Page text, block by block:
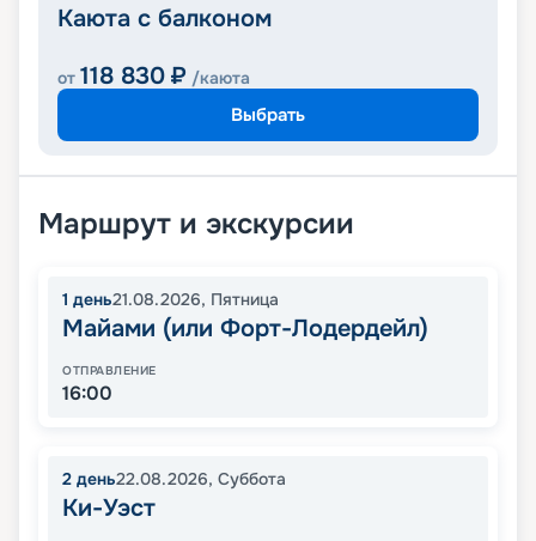
Каюта с балконом
от 118 830 ₽ /каюта
Выбрать
Маршрут и экскурсии
1 день21.08.2026, Пятница
Майами (или Форт-Лодердейл)
ОТПРАВЛЕНИЕ
16:00
2 день22.08.2026, Суббота
Ки-Уэст